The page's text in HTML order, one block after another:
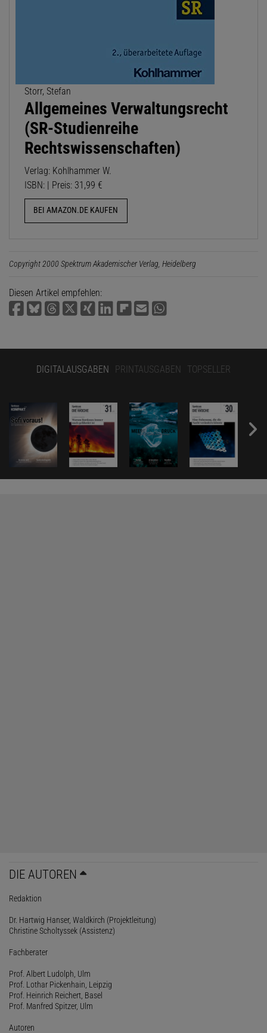
Storr, Stefan
Allgemeines Verwaltungsrecht
(SR-Studienreihe
Rechtswissenschaften)
Verlag: Kohlhammer W.
ISBN: | Preis: 31,99 €
BEI AMAZON.DE KAUFEN
Copyright 2000 Spektrum Akademischer Verlag, Heidelberg
Diesen Artikel empfehlen:
DIGITALAUSGABEN PRINTAUSGABEN TOPSELLER
DIE AUTOREN
Redaktion
Dr. Hartwig Hanser, Waldkirch (Projektleitung)
Christine Scholtyssek (Assistenz)
Fachberater
Prof. Albert Ludolph, Ulm
Prof. Lothar Pickenhain, Leipzig
Prof. Heinrich Reichert, Basel
Prof. Manfred Spitzer, Ulm
Autoren